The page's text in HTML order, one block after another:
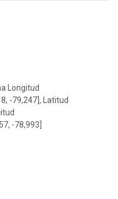
Longitud
-79,247], Latitud
-78,993]